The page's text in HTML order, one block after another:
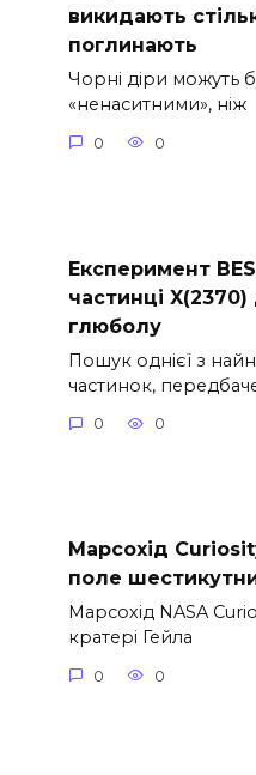
викидають
поглинають
Чорні діри можуть
«ненаситними», ніж
0 0
Експеримент
частинці
глюболу
Пошук однієї з
частинок,
0 0
Марсохід
поле
Марсохід NASA
кратері Гейла
0 0